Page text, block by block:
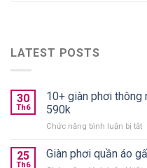
LATEST POSTS
30
Th6
10+ giàn phơi thông
590k
Chức năng bình luận bị tắtở
25
Th6
Giàn phơi quần áo